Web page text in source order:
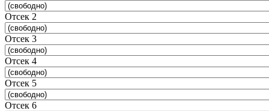
Отсек 2
Отсек 3
Отсек 4
Отсек 5
Отсек 6